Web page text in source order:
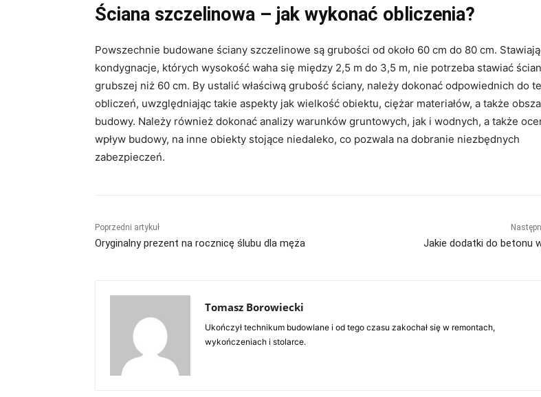
Ściana szczelinowa – jak wykonać obliczenia?
Powszechnie budowane ściany szczelinowe są grubości od około 60 cm do 80 cm.
kondygnacje, których wysokość waha się między 2,5 m do 3,5 m, nie potrzeba stawiać
grubszej niż 60 cm. By ustalić właściwą grubość ściany, należy dokonać odpowiednich do
obliczeń, uwzględniając takie aspekty jak wielkość obiektu, ciężar materiałów, a także
budowy. Należy również dokonać analizy warunków gruntowych, jak i wodnych, a także
wpływ budowy, na inne obiekty stojące niedaleko, co pozwala na dobranie niezbędnych
zabezpieczeń.
Poprzedni artykuł
Oryginalny prezent na rocznicę ślubu dla męża Jakie dodatki do betonu
Tomasz Borowiecki
Ukończył technikum budowlane i od tego czasu zakochał się w remontach,
wykończeniach i stolarce.